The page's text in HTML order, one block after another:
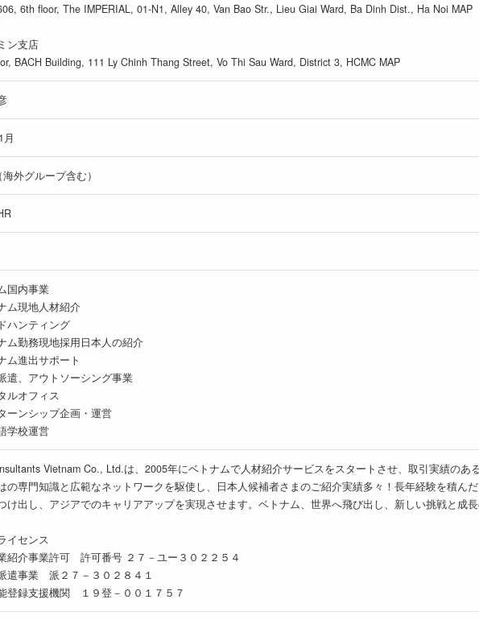
6th floor, The IMPERIAL, 01-N1, Alley 40, Van Bao Str., Lieu Giai Ward, Ba Dinh Dist., Ha Noi MAP
ン支店
BACH Building, 111 Ly Chinh Thang Street, Vo Thi Sau Ward, District 3, HCMC MAP
外グループ含む）
国内事業
ム現地人材紹介
ハンティング
ム勤務現地採用日本人の紹介
ム進出サポート
遣、アウトソーシング事業
ルオフィス
ーンシップ企画・運営
学校運営
Vietnam Co., Ltd.は、2005年にベトナムで人材紹介サービスをスタートさせ、取引実績の
の専門知識と広範なネットワークを駆使し、日本人候補者さまのご紹介実績多々！長年経験を積ん
け出し、アジアでのキャリアアップを実現させます。ベトナム、世界へ飛び出し、新しい挑戦と成
イセンス
紹介事業許可 許可番号 ２７－ユー３０２２５４
遣事業 派２７－３０２８４１
登録支援機関 １９登－００１７５７